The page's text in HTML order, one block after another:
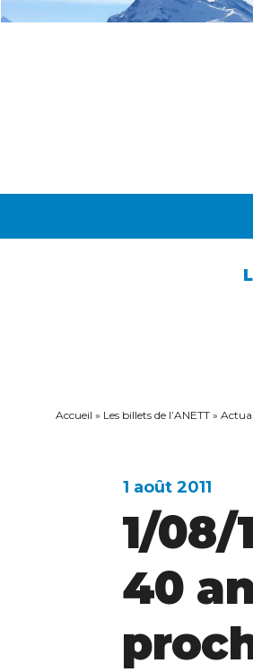
Accueil » Les billets de l’ANETT »
1 août 2011
1/08/
40